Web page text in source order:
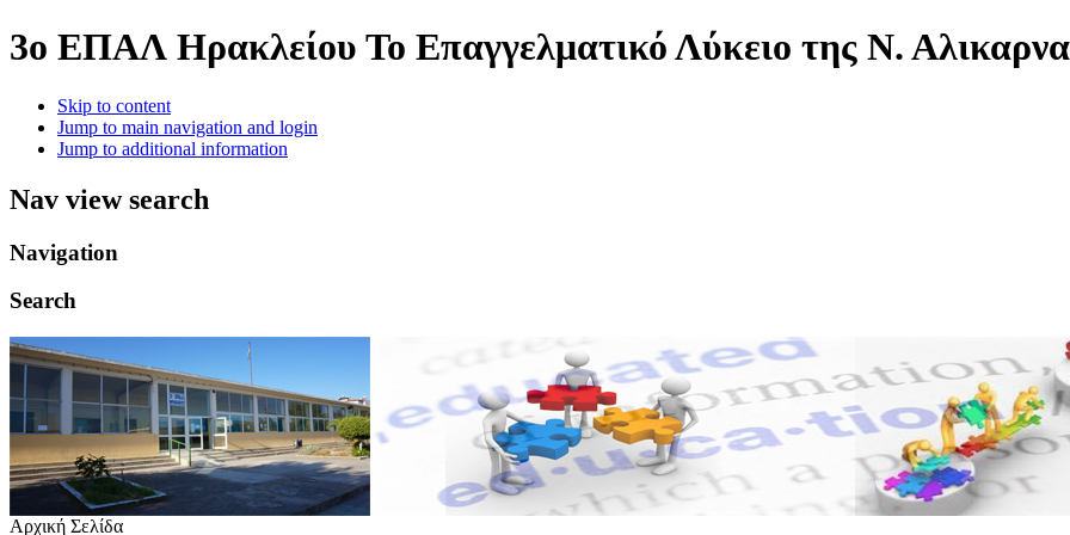
3o ΕΠΑΛ Ηρακλείου Το Επαγγελματικό Λύκειο της Ν.
Skip to content
Jump to main navigation and login
Jump to additional information
Nav view search
Navigation
Search
Αρχική Σελίδα